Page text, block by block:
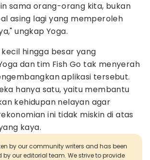
sama orang-orang kita, bukan
asing lagi yang memperoleh
ungkap Yoga.
hingga besar yang
dan tim Fish Go tak menyerah
aplikasi tersebut.
hanya satu, yaitu membantu
kehidupan nelayan agar
ini tidak miskin di atas
kaya.
by our community writers and has been
by our editorial team. We strive to provide